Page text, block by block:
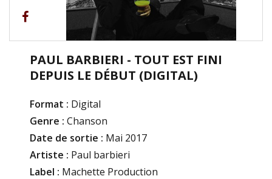
PAUL BARBIERI - TOUT EST FINI
DEPUIS LE DÉBUT (DIGITAL)
Format : Digital
Genre : Chanson
Date de sortie : Mai 2017
Artiste : Paul barbieri
Label : Machette Production